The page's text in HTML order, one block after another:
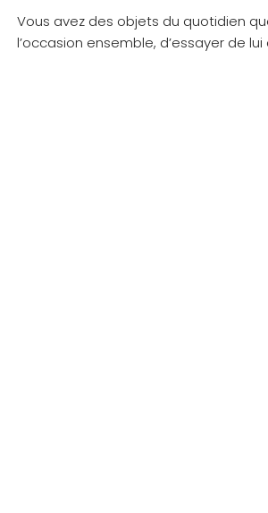
Vous avez des objets du quotidien
l’occasion ensemble, d’essayer de